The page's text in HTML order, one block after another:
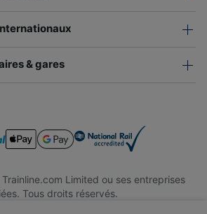
& gares
Limited ou ses entreprises
Tous droits réservés.